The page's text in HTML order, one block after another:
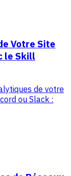
Votre Site
le Skill
de votre
ou Slack :